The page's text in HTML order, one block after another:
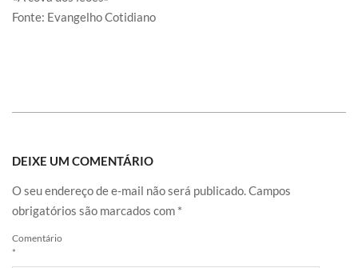
Fonte: Evangelho Cotidiano
DEIXE UM COMENTÁRIO
O seu endereço de e-mail não será publicado.Campos
obrigatórios são marcados com *
Comentário
*